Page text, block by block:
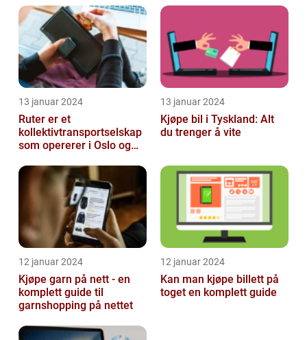
13 januar 2024
Ruter er et
kollektivtransportselskap
som opererer i Oslo og
13 januar 2024
Kjøpe bil i Tyskland: Alt
du trenger å vite
12 januar 2024
Kjøpe garn på nett - en
komplett guide til
garnshopping på nettet
12 januar 2024
Kan man kjøpe billett på
toget en komplett guide